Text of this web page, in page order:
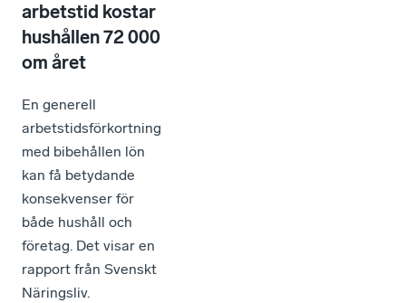
arbetstid kostar
hushållen 72 000
om året
En generell
arbetstidsförkortning
med bibehållen lön
kan få betydande
konsekvenser för
både hushåll och
företag. Det visar en
rapport från Svenskt
Näringsliv.